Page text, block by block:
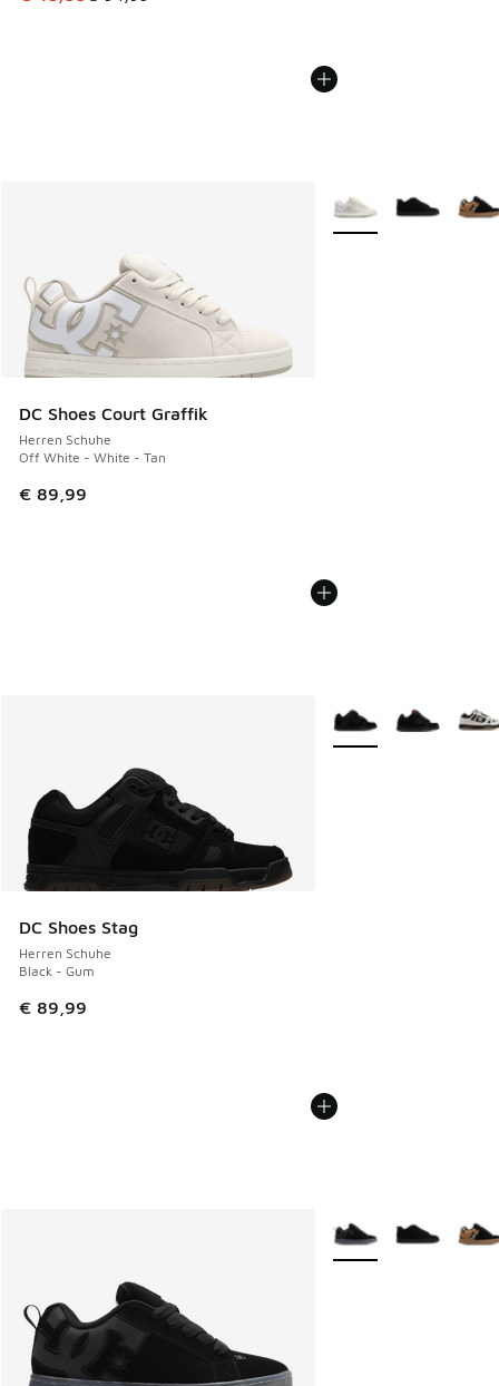
DC Shoes Court Graffik
Herren Schuhe
Off White - White - Tan
€ 89,99
Weitere Farben
DC Shoes Stag
Herren Schuhe
Black - Gum
€ 89,99
Weitere Farben
Weitere Farben